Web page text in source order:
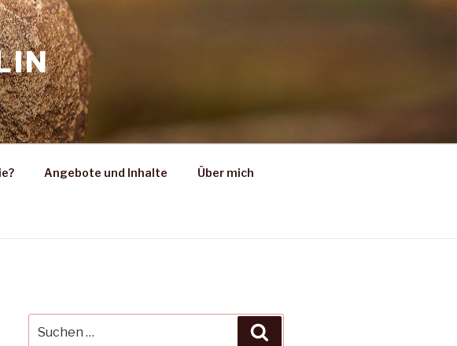
Angebote und Inhalte Über mich
nach: